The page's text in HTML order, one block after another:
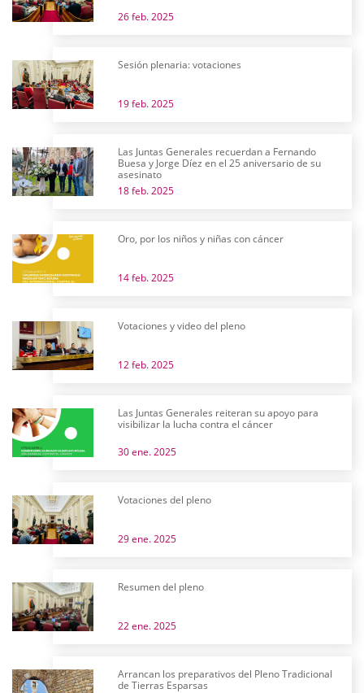
26 feb. 2025
Sesión plenaria: votaciones
19 feb. 2025
Las Juntas Generales recuerdan a Fernando
Buesa y Jorge Díez en el 25 aniversario de su
asesinato
18 feb. 2025
Oro, por los niños y niñas con cáncer
14 feb. 2025
Votaciones y video del pleno
12 feb. 2025
Las Juntas Generales reiteran su apoyo para
visibilizar la lucha contra el cáncer
30 ene. 2025
Votaciones del pleno
29 ene. 2025
Resumen del pleno
22 ene. 2025
Arrancan los preparativos del Pleno Tradicional
de Tierras Esparsas